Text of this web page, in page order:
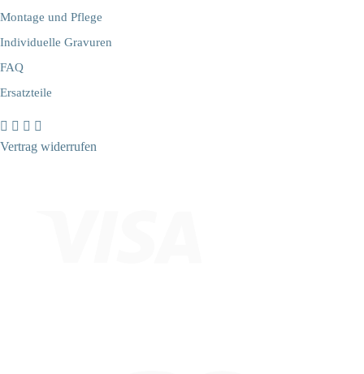
Montage und Pflege
Individuelle Gravuren
FAQ
Ersatzteile
Vertrag widerrufen